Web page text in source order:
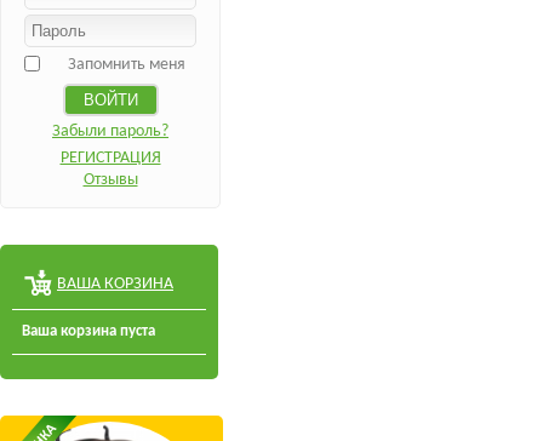
Запомнить меня
Забыли пароль?
РЕГИСТРАЦИЯ
Отзывы
ВАША КОРЗИНА
Ваша корзина пуста